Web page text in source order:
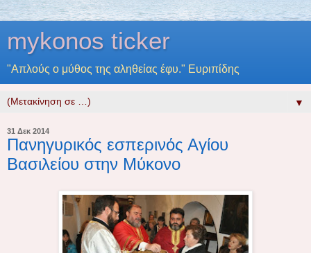
mykonos ticker
"Απλούς ο μύθος της αληθείας έφυ." Ευριπίδης
▼
31 Δεκ 2014
Πανηγυρικός εσπερινός Αγίου
Βασιλείου στην Μύκονο